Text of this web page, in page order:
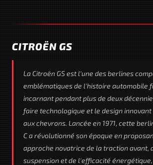
CITROËN GS
La Citroën GS est l'une des berlines
emblématiques de l'histoire automobile
incarnant pendant plus de deux
faire technologique et le design
aux chevrons. Lancée en 1971, cette
C a révolutionné son époque en
approche novatrice de la traction avant,
suspension et de l'efficacité